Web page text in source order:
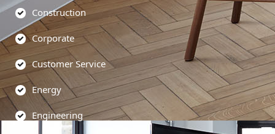
Construction
Corporate
Customer Service
Energy
Engineering